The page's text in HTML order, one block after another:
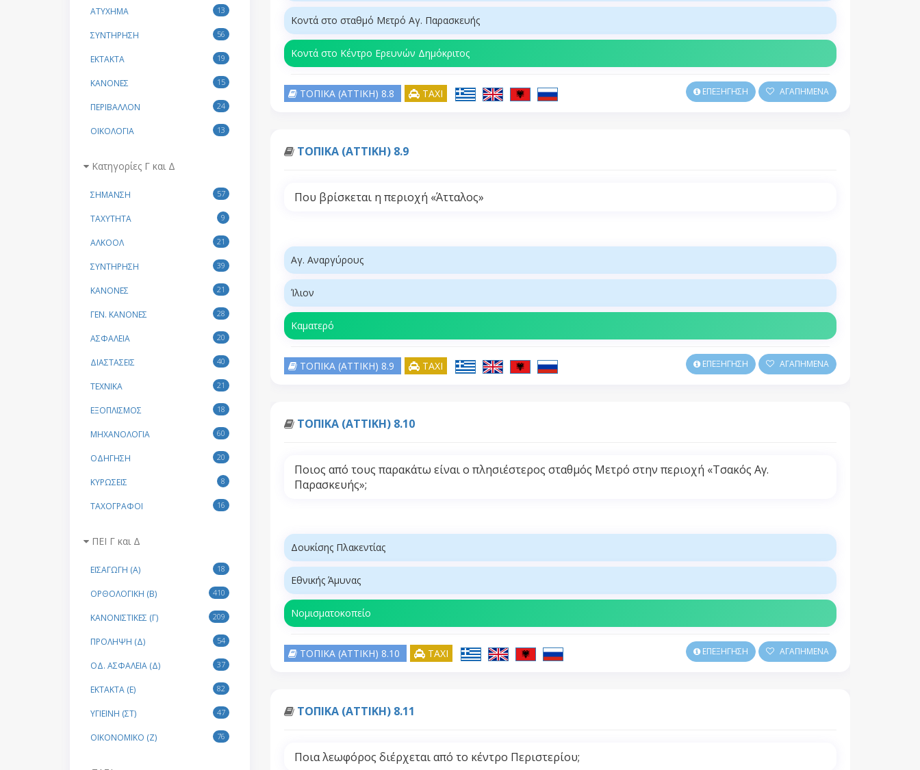
13
ΑΤΥΧΗΜΑ
56
ΣΥΝΤΗΡΗΣΗ
19
ΕΚΤΑΚΤΑ
15
ΚΑΝΟΝΕΣ
24
ΠΕΡΙΒΑΛΛΟΝ
13
ΟΙΚΟΛΟΓΙΑ
Κατηγορίες Γ και Δ
57
ΣΗΜΑΝΣΗ
9
ΤΑΧΥΤΗΤΑ
21
ΑΛΚΟΟΛ
39
ΣΥΝΤΗΡΗΣΗ
21
ΚΑΝΟΝΕΣ
28
ΓΕΝ. ΚΑΝΟΝΕΣ
20
ΑΣΦΑΛΕΙΑ
40
ΔΙΑΣΤΑΣΕΙΣ
21
ΤΕΧΝΙΚΑ
18
ΕΞΟΠΛΙΣΜΟΣ
60
ΜΗΧΑΝΟΛΟΓΙΑ
20
ΟΔΗΓΗΣΗ
8
ΚΥΡΩΣΕΙΣ
16
ΤΑΧΟΓΡΑΦΟΙ
ΠΕΙ Γ και Δ
18
ΕΙΣΑΓΩΓΗ (Α)
410
ΟΡΘΟΛΟΓΙΚΗ (Β)
209
ΚΑΝΟΝΙΣΤΙΚΕΣ (Γ)
54
ΠΡΟΛΗΨΗ (Δ)
37
ΟΔ. ΑΣΦΑΛΕΙΑ (Δ)
82
ΕΚΤΑΚΤΑ (Ε)
47
ΥΓΙΕΙΝΗ (ΣΤ)
76
ΟΙΚΟΝΟΜΙΚΟ (Ζ)
Κοντά στο σταθμό Μετρό Αγ. Παρασκευής
Κοντά στο Κέντρο Ερευνών Δημόκριτος
ΤΟΠΙΚΑ (ATTIKH) 8.8 TAXI ΕΠΕΞΗΓΗΣΗ ΑΓΑΠΗΜΕΝΑ
ΤΟΠΙΚΑ (ATTIKH) 8.9
Που βρίσκεται η περιοχή «Άτταλος»
Αγ. Αναργύρους
Ίλιον
Καματερό
ΤΟΠΙΚΑ (ATTIKH) 8.9 TAXI ΕΠΕΞΗΓΗΣΗ ΑΓΑΠΗΜΕΝΑ
ΤΟΠΙΚΑ (ATTIKH) 8.10
Ποιος από τους παρακάτω είναι ο πλησιέστερος σταθμός Μετρό στην περιοχή «Τσακός Αγ.
Παρασκευής»;
Δουκίσης Πλακεντίας
Εθνικής Άμυνας
Νομισματοκοπείο
ΤΟΠΙΚΑ (ATTIKH) 8.10 TAXI ΕΠΕΞΗΓΗΣΗ ΑΓΑΠΗΜΕΝΑ
ΤΟΠΙΚΑ (ATTIKH) 8.11
Ποια λεωφόρος διέρχεται από το κέντρο Περιστερίου;